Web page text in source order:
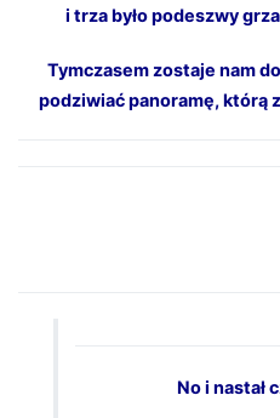
i trza było podeszwy
Tymczasem zostaje nam
podziwiać panoramę, którą
No i nastał